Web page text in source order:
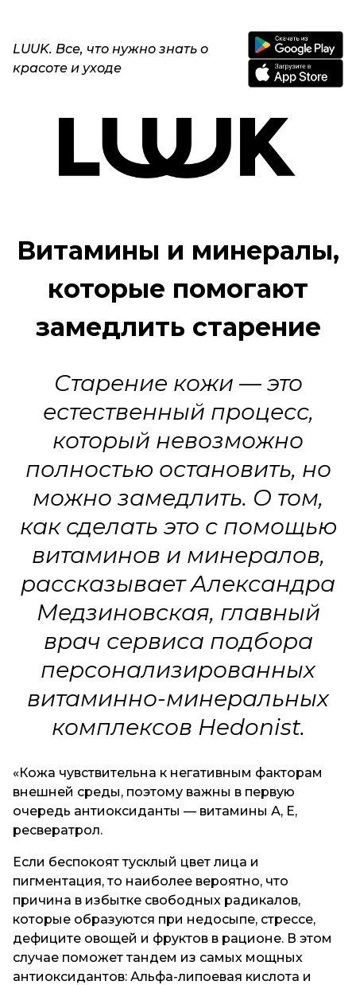
LUUK. Все, что нужно знать о
красоте и уходе
Витамины и минералы,
которые помогают
замедлить старение
Старение кожи — это
естественный процесс,
который невозможно
полностью остановить, но
можно замедлить. О том,
как сделать это с помощью
витаминов и минералов,
рассказывает Александра
Медзиновская, главный
врач сервиса подбора
персонализированных
витаминно-минеральных
комплексов Hedonist.
«Кожа чувствительна к негативным факторам
внешней среды, поэтому важны в первую
очередь антиоксиданты — витамины А, Е,
ресвератрол.
Если беспокоят тусклый цвет лица и
пигментация, то наиболее вероятно, что
причина в избытке свободных радикалов,
которые образуются при недосыпе, стрессе,
дефиците овощей и фруктов в рационе. В этом
случае поможет тандем из самых мощных
антиоксидантов: Альфа-липоевая кислота и